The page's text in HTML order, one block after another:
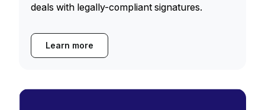
deals with legally-compliant signatures.
Learn more